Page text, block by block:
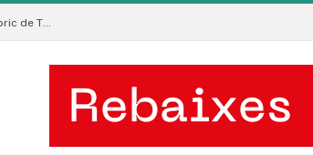
La Manigua Estudio porta l’art floral contemporani al centre històric de Tremp